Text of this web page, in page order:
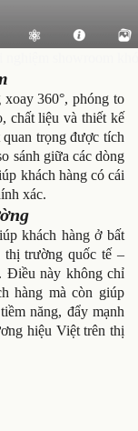
360°, phóng to
chất liệu và thiết kế
trọng được tích
sánh giữa các dòng
khách hàng có cái
xác.
khách hàng ở bất
trường quốc tế –
Điều này không chỉ
hàng mà còn giúp
năng, đẩy mạnh
hiệu Việt trên thị